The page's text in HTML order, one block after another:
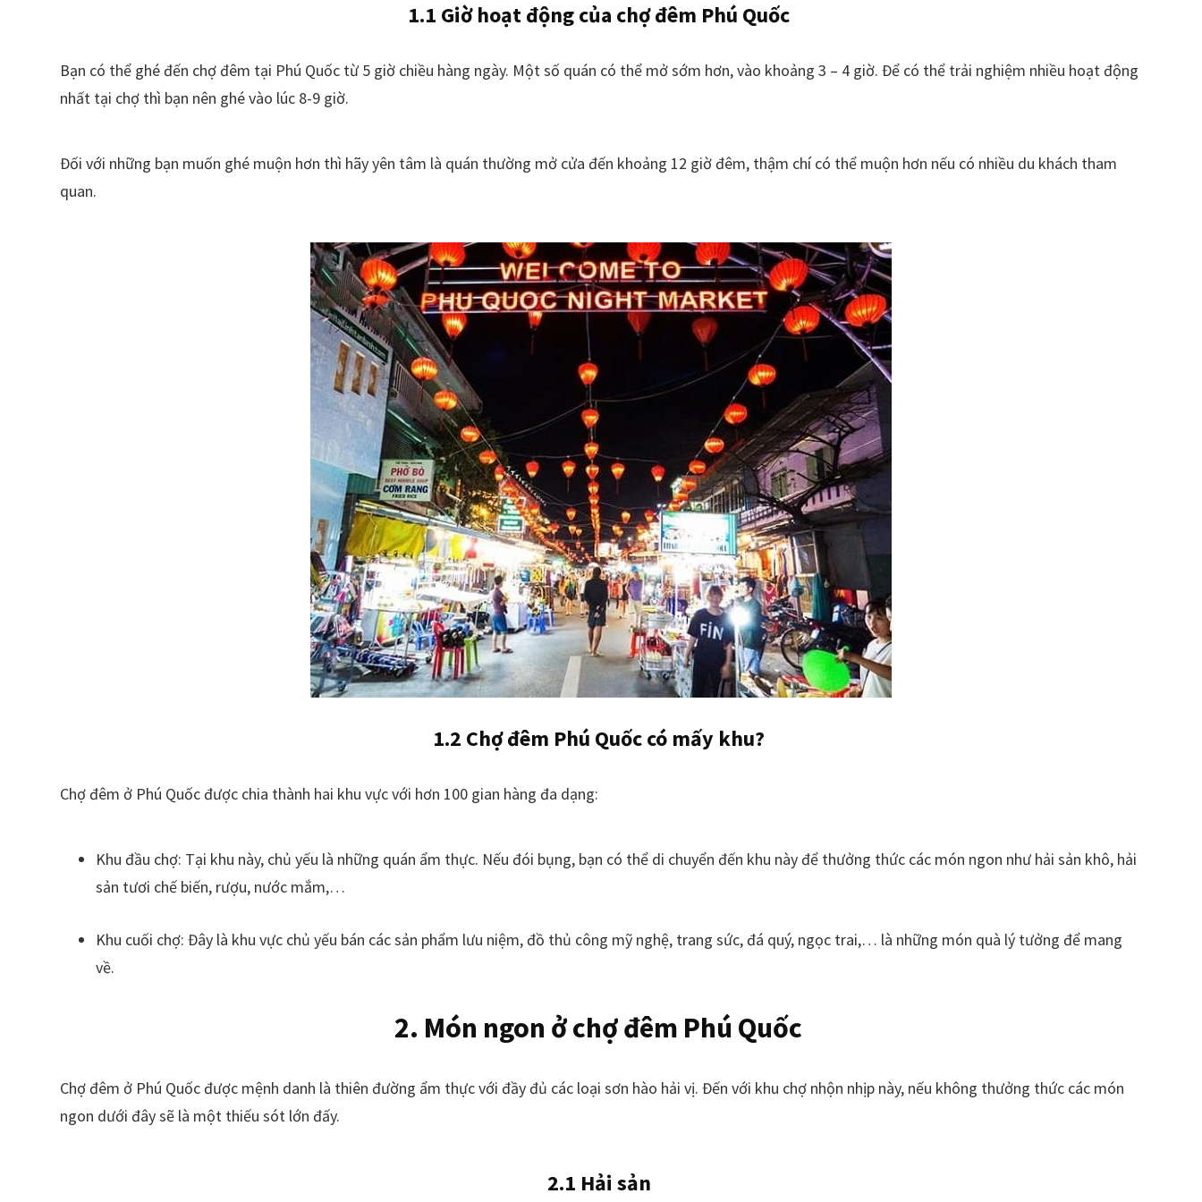
1.1 Giờ hoạt động của chợ đêm Phú Quốc
Bạn có thể ghé đến chợ đêm tại Phú Quốc từ 5 giờ chiều hàng ngày. Một số quán có thể mở sớm hơn, vào khoảng 3 – 4 giờ. Để có thể trải nghiệm nhiều hoạt động
nhất tại chợ thì bạn nên ghé vào lúc 8-9 giờ.
Đối với những bạn muốn ghé muộn hơn thì hãy yên tâm là quán thường mở cửa đến khoảng 12 giờ đêm, thậm chí có thể muộn hơn nếu có nhiều du khách tham
quan.
1.2 Chợ đêm Phú Quốc có mấy khu?
Chợ đêm ở Phú Quốc được chia thành hai khu vực với hơn 100 gian hàng đa dạng:
Khu đầu chợ: Tại khu này, chủ yếu là những quán ẩm thực. Nếu đói bụng, bạn có thể di chuyển đến khu này để thưởng thức các món ngon như hải sản khô, hải
sản tươi chế biến, rượu, nước mắm,…
Khu cuối chợ: Đây là khu vực chủ yếu bán các sản phẩm lưu niệm, đồ thủ công mỹ nghệ, trang sức, đá quý, ngọc trai,… là những món quà lý tưởng để mang
về.
2. Món ngon ở chợ đêm Phú Quốc
Chợ đêm ở Phú Quốc được mệnh danh là thiên đường ẩm thực với đầy đủ các loại sơn hào hải vị. Đến với khu chợ nhộn nhịp này, nếu không thưởng thức các món
ngon dưới đây sẽ là một thiếu sót lớn đấy.
2.1 Hải sản